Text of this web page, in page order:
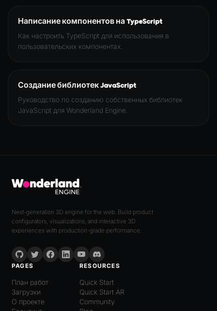
Написание компонентов на TypeScript
Как настроить TypeScript для использования в
пользовательских компонентах.
Создание библиотек JavaScript
Руководство по созданию собственных библиотек
JavaScript для Wonderland Engine.
Next-generation 3D engine for the web. Build product
configurators, visualizations, and interactive 3D
experiences with production-grade performance.
PAGES
План работ
Загрузки
О проекте
RESOURCES
Quick Start
Quick Start AR
Community